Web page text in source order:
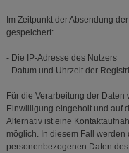
Im Zeitpunkt der Absendung
gespeichert:
- Die IP-Adresse des Nutzers
- Datum und Uhrzeit der
Für die Verarbeitung der
Einwilligung eingeholt und auf
Alternativ ist eine
möglich. In diesem Fall
personenbezogenen Daten